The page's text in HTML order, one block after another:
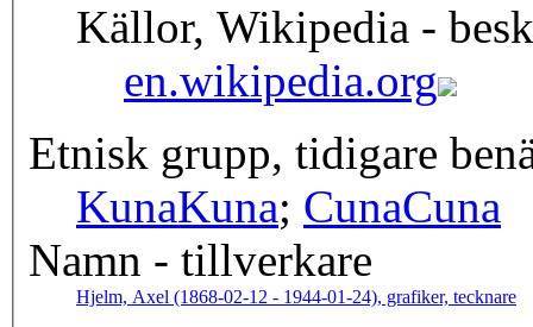
Källor, Wikipedia -
en.wikipedia.org
Etnisk grupp, tidigare
KunaKuna; CunaCuna
Namn - tillverkare
Hjelm, Axel (1868-02-12 - 1944-01-24), grafiker, tecknare